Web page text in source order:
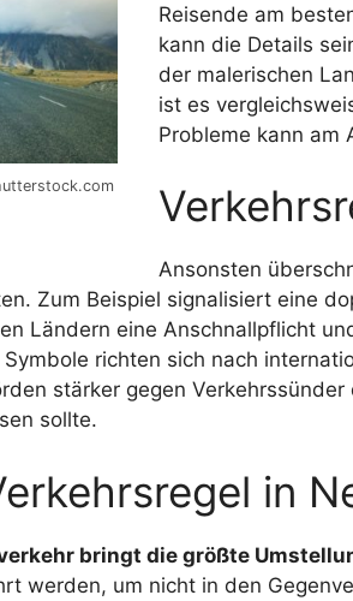
Reisende am
kann die Details
der malerischen
ist es
Probleme kann am
Ansonsten
Zum Beispiel signalisiert eine
Ländern eine Anschnallpflicht
richten sich nach
stärker gegen
sollte.
in
bringt die größte
werden, um nicht in den